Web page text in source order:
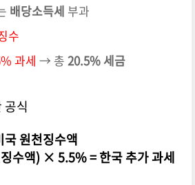
배당소득세 부과
수
과세 → 총 20.5% 세금
공식
원천징수액
수액) × 5.5% = 한국 추가 과세